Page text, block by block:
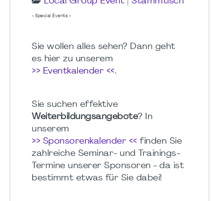
- Special Events -
Sie wollen alles sehen? Dann geht
es hier zu unserem
>> Eventkalender <<.
Sie suchen effektive
Weiterbildungsangebote? In
unserem
>> Sponsorenkalender << finden Sie
zahlreiche Seminar- und Trainings-
Termine unserer Sponsoren - da ist
bestimmt etwas für Sie dabei!